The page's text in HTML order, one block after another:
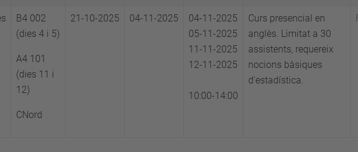
B4 002
(dies 4 i 5)
A4 101
(dies 11 i
12)
CNord
21-10-2025 04-11-2025
04-11-2025
05-11-2025
11-11-2025
12-11-2025
10:00-14:00
Curs presencial en
anglès. Limitat a 30
assistents, requereix
nocions bàsiques
d'estadística.